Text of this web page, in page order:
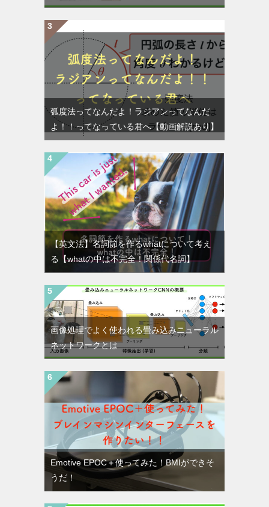
弧度法ってなんだよ！ラジアンってなんだ
よ！！ってなっている君へ【動画解説あり】
【英文法】名詞節を作るwhatについて考え
る【whatの中は不完全！関係代名詞】
画像処理でよく使われる畳み込みニューラル
ネットワークとは
Emotive EPOC＋使ってみた！BMIができそ
うだ！